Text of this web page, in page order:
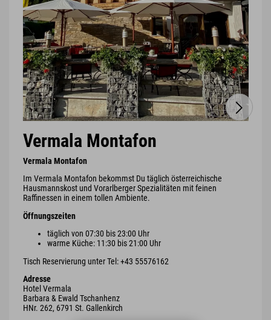
Vermala Montafon
Vermala Montafon
Im Vermala Montafon bekommst Du täglich österreichische
Hausmannskost und Vorarlberger Spezialitäten mit feinen
Raffinessen in einem tollen Ambiente.
Öffnungszeiten
täglich von 07:30 bis 23:00 Uhr
warme Küche: 11:30 bis 21:00 Uhr
Tisch Reservierung unter Tel: +43 55576162
Adresse
Hotel Vermala
Barbara & Ewald Tschanhenz
HNr. 262, 6791 St. Gallenkirch